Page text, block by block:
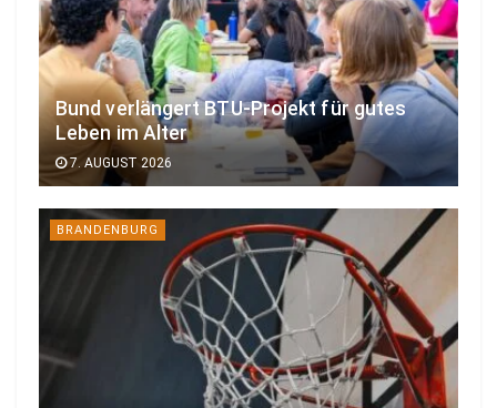
Bund verlängert BTU-Projekt für gutes
Leben im Alter
7. AUGUST 2026
BRANDENBURG